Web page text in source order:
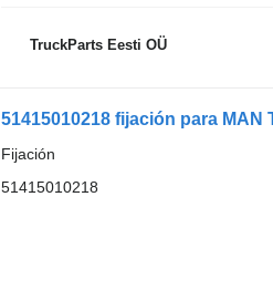
TruckParts Eesti OÜ
51415010218 fijación para MAN
Fijación
51415010218